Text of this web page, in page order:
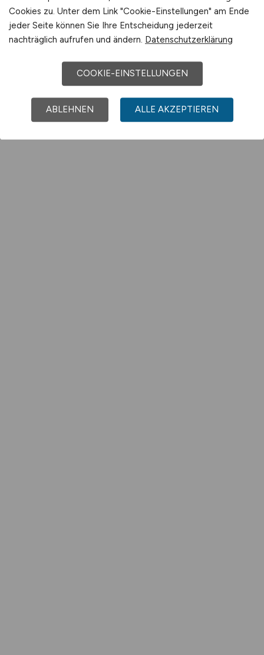
Cookies zu. Unter dem Link "Cookie-Einstellungen" am Ende
jeder Seite können Sie Ihre Entscheidung jederzeit
nachträglich aufrufen und ändern. Datenschutzerklärung
COOKIE-EINSTELLUNGEN
ABLEHNEN ALLE AKZEPTIEREN